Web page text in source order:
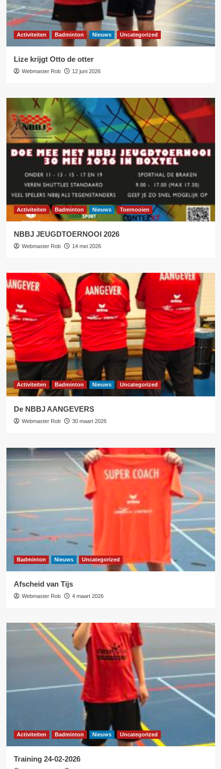
Activiteiten Badminton Nieuws Uncategorized
Lize krijgt Otto de otter
Webmaster Rob 12 juni 2026
Activiteiten Badminton Nieuws Toernooien
NBBJ JEUGDTOERNOOI 2026
Webmaster Rob 14 mei 2026
Activiteiten Badminton Nieuws Uncategorized
De NBBJ AANGEVERS
Webmaster Rob 30 maart 2026
Badminton Nieuws Uncategorized
Afscheid van Tijs
Webmaster Rob 4 maart 2026
Activiteiten Badminton Nieuws Uncategorized
Training 24-02-2026